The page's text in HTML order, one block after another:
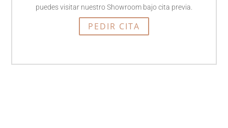
puedes visitar nuestro Showroom bajo cita previa.
PEDIR CITA